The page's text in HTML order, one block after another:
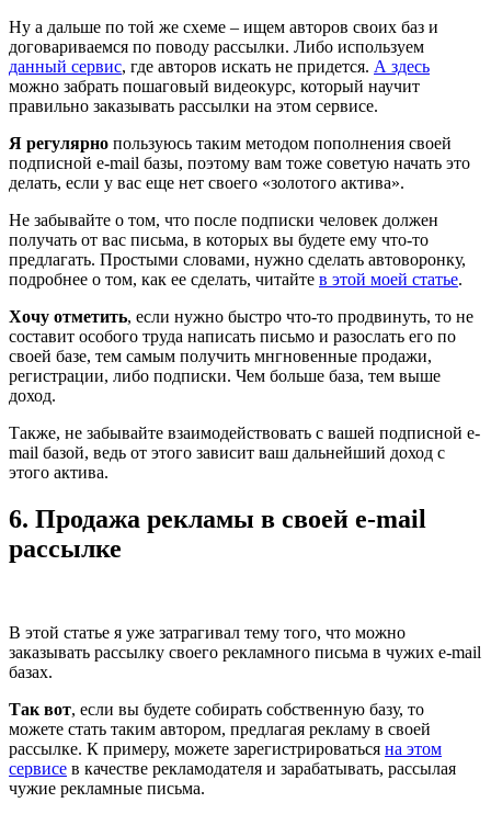
Ну а дальше по той же схеме – ищем авторов своих баз и
договариваемся по поводу рассылки. Либо используем
данный сервис, где авторов искать не придется. А здесь
можно забрать пошаговый видеокурс, который научит
правильно заказывать рассылки на этом сервисе.
Я регулярно пользуюсь таким методом пополнения своей
подписной e-mail базы, поэтому вам тоже советую начать это
делать, если у вас еще нет своего «золотого актива».
Не забывайте о том, что после подписки человек должен
получать от вас письма, в которых вы будете ему что-то
предлагать. Простыми словами, нужно сделать автоворонку,
подробнее о том, как ее сделать, читайте в этой моей статье.
Хочу отметить, если нужно быстро что-то продвинуть, то не
составит особого труда написать письмо и разослать его по
своей базе, тем самым получить мнгновенные продажи,
регистрации, либо подписки. Чем больше база, тем выше
доход.
Также, не забывайте взаимодействовать с вашей подписной e-
mail базой, ведь от этого зависит ваш дальнейший доход с
этого актива.
6. Продажа рекламы в своей e-mail
рассылке
В этой статье я уже затрагивал тему того, что можно
заказывать рассылку своего рекламного письма в чужих e-mail
базах.
Так вот, если вы будете собирать собственную базу, то
можете стать таким автором, предлагая рекламу в своей
рассылке. К примеру, можете зарегистрироваться на этом
сервисе в качестве рекламодателя и зарабатывать, рассылая
чужие рекламные письма.